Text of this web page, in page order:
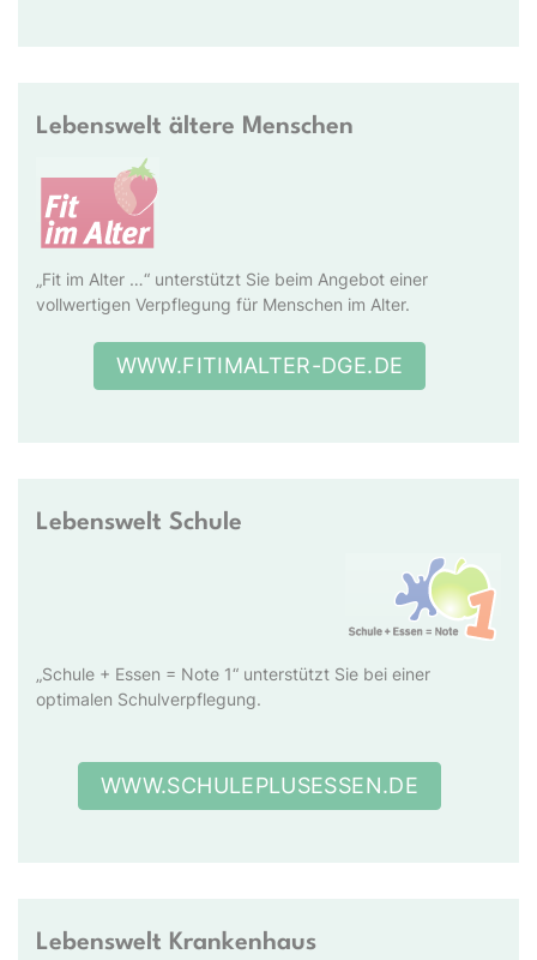
Lebenswelt ältere Menschen
„Fit im Alter …“ unterstützt Sie beim Angebot einer
vollwertigen Verpflegung für Menschen im Alter.
WWW.FITIMALTER-DGE.DE
Lebenswelt Schule
„Schule + Essen = Note 1“ unterstützt Sie bei einer
optimalen Schulverpflegung.
WWW.SCHULEPLUSESSEN.DE
Lebenswelt Krankenhaus